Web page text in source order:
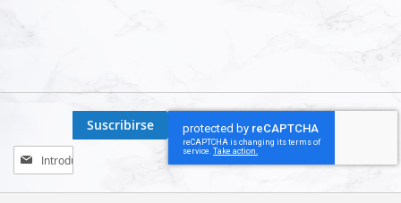
Inscríbase
a
nuestro
Suscribirse